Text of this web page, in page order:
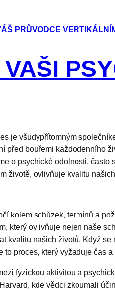
PRŮVODCE
je všudypřítomným
bouřemi každodenního
o psychické odolnosti,
životě, ovlivňuje kvalitu
kolem schůzek, termínů a
který ovlivňuje nejen naše
kvalitu našich životů. Když
proces, který vyžaduje čas
fyzickou aktivitou a
kde vědci zkoumali